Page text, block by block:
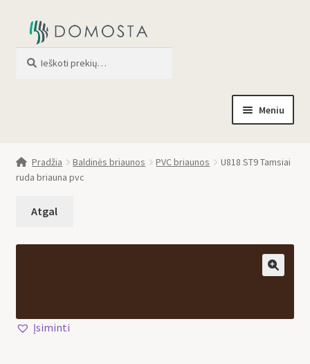
Meniu
Parduotuvė
Apie mus
Pradžia Baldinės briaunos PVC briaunos
U818 ST9 Tamsiai
ruda briauna pvc
Įsiminti